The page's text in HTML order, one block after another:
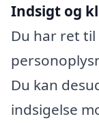
Indsigt og
Du har ret
Du kan
indsigelse